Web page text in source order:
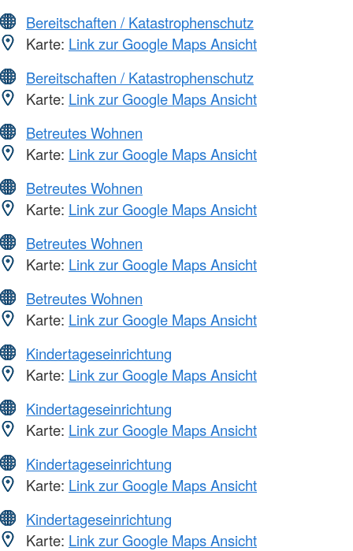
Bereitschaften / Katastrophenschutz
Karte: Link zur Google Maps Ansicht
Bereitschaften / Katastrophenschutz
Karte: Link zur Google Maps Ansicht
Betreutes Wohnen
Karte: Link zur Google Maps Ansicht
Betreutes Wohnen
Karte: Link zur Google Maps Ansicht
Betreutes Wohnen
Karte: Link zur Google Maps Ansicht
Betreutes Wohnen
Karte: Link zur Google Maps Ansicht
Kindertageseinrichtung
Karte: Link zur Google Maps Ansicht
Kindertageseinrichtung
Karte: Link zur Google Maps Ansicht
Kindertageseinrichtung
Karte: Link zur Google Maps Ansicht
Kindertageseinrichtung
Karte: Link zur Google Maps Ansicht